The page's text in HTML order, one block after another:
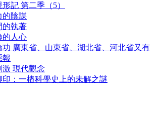
形記 第二季（5）
的陰謀
的執著
的人心
功 廣東省、山東省、湖北省、河北省又有
報
激 現代觀念
印：一樁科學史上的未解之謎